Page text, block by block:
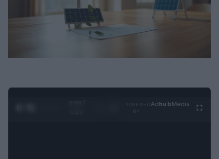
0:29 /
AdhubMedia